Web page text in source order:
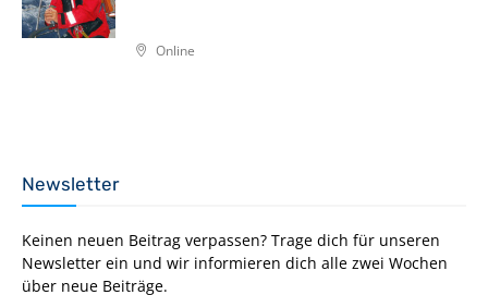
Online
Newsletter
Keinen neuen Beitrag verpassen? Trage dich für unseren
Newsletter ein und wir informieren dich alle zwei Wochen
über neue Beiträge.